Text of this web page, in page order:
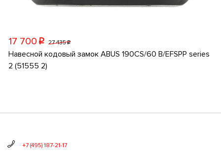
17 700 p 27 435p
Навесной кодовый замок ABUS 190CS/60 B/EFSPP series
2 (51555 2)
+7 (495) 187-21-17